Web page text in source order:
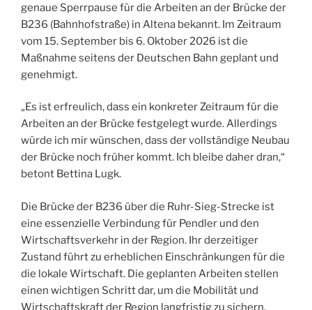
genaue Sperrpause für die Arbeiten an der Brücke der
B236 (Bahnhofstraße) in Altena bekannt. Im Zeitraum
vom 15. September bis 6. Oktober 2026 ist die
Maßnahme seitens der Deutschen Bahn geplant und
genehmigt.
„Es ist erfreulich, dass ein konkreter Zeitraum für die
Arbeiten an der Brücke festgelegt wurde. Allerdings
würde ich mir wünschen, dass der vollständige Neubau
der Brücke noch früher kommt. Ich bleibe daher dran,“
betont Bettina Lugk.
Die Brücke der B236 über die Ruhr-Sieg-Strecke ist
eine essenzielle Verbindung für Pendler und den
Wirtschaftsverkehr in der Region. Ihr derzeitiger
Zustand führt zu erheblichen Einschränkungen für die
die lokale Wirtschaft. Die geplanten Arbeiten stellen
einen wichtigen Schritt dar, um die Mobilität und
Wirtschaftskraft der Region langfristig zu sichern.